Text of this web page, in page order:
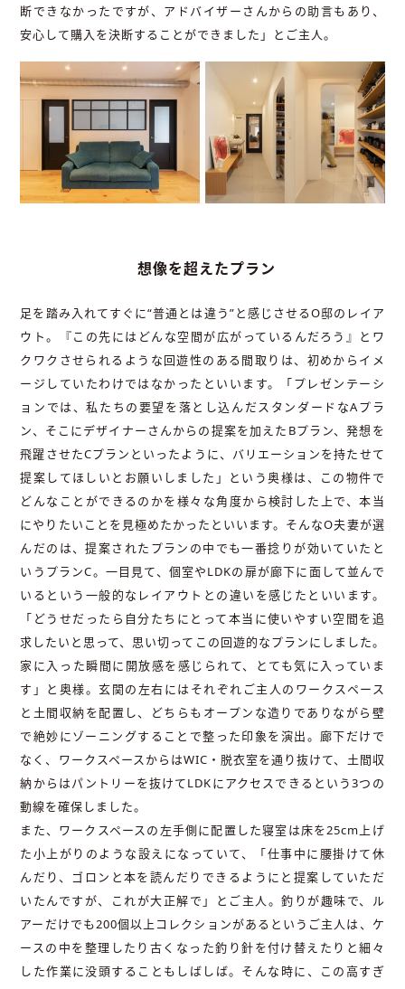
断できなかったですが、アドバイザーさんからの助言もあり、
安心して購入を決断することができました」とご主人。
想像を超えたプラン
足を踏み入れてすぐに“普通とは違う”と感じさせるO邸のレイア
ウト。『この先にはどんな空間が広がっているんだろう』とワ
クワクさせられるような回遊性のある間取りは、初めからイメ
ージしていたわけではなかったといいます。「プレゼンテーシ
ョンでは、私たちの要望を落とし込んだスタンダードなAプラ
ン、そこにデザイナーさんからの提案を加えたBプラン、発想を
飛躍させたCプランといったように、バリエーションを持たせて
提案してほしいとお願いしました」という奥様は、この物件で
どんなことができるのかを様々な角度から検討した上で、本当
にやりたいことを見極めたかったといいます。そんなO夫妻が選
んだのは、提案されたプランの中でも一番捻りが効いていたと
いうプランC。一目見て、個室やLDKの扉が廊下に面して並んで
いるという一般的なレイアウトとの違いを感じたといいます。
「どうせだったら自分たちにとって本当に使いやすい空間を追
求したいと思って、思い切ってこの回遊的なプランにしました。
家に入った瞬間に開放感を感じられて、とても気に入っていま
す」と奥様。玄関の左右にはそれぞれご主人のワークスペース
と土間収納を配置し、どちらもオープンな造りでありながら壁
で絶妙にゾーニングすることで整った印象を演出。廊下だけで
なく、ワークスペースからはWIC・脱衣室を通り抜けて、土間収
納からはパントリーを抜けてLDKにアクセスできるという3つの
動線を確保しました。
また、ワークスペースの左手側に配置した寝室は床を25cm上げ
た小上がりのような設えになっていて、「仕事中に腰掛けて休
んだり、ゴロンと本を読んだりできるようにと提案していただ
いたんですが、これが大正解で」とご主人。釣りが趣味で、ル
アーだけでも200個以上コレクションがあるというご主人は、ケ
ースの中を整理したり古くなった釣り針を付け替えたりと細々
した作業に没頭することもしばしば。そんな時に、この高すぎ